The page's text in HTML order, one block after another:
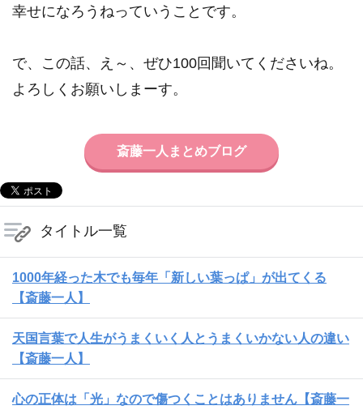
幸せになろうねっていうことです。
で、この話、え～、ぜひ100回聞いてくださいね。
よろしくお願いしまーす。
斎藤一人まとめブログ
タイトル一覧
1000年経った木でも毎年「新しい葉っぱ」が出てくる
【斎藤一人】
天国言葉で人生がうまくいく人とうまくいかない人の違い
【斎藤一人】
心の正体は「光」なので傷つくことはありません【斎藤一